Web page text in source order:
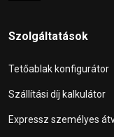
Szolgáltatások
Tetőablak konfigurátor
Szállítási díj kalkulátor
Expressz személyes